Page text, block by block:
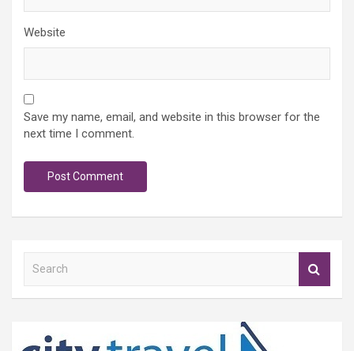
Website
Save my name, email, and website in this browser for the
next time I comment.
h